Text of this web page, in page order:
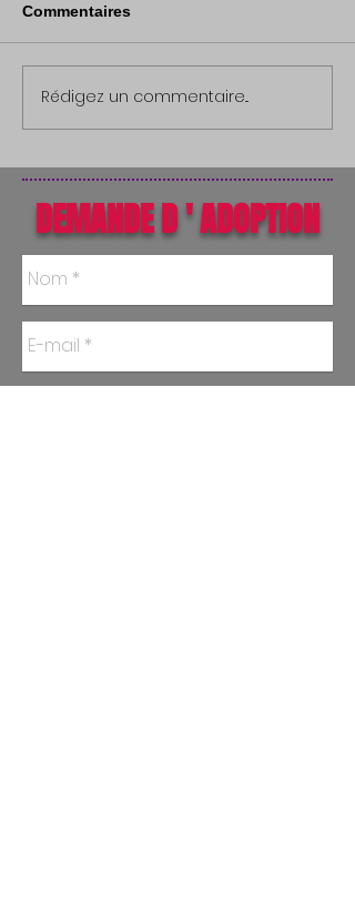
Commentaires
Rédigez un commentaire...
DEMANDE D ' ADOPTION